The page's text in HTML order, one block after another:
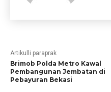
Artikulli paraprak
Brimob Polda Metro Kawal
Pembangunan Jembatan di
Pebayuran Bekasi